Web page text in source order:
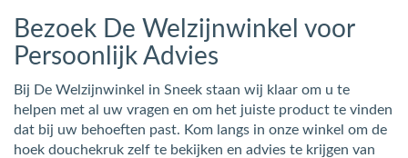
Bezoek De Welzijnwinkel voor
Persoonlijk Advies
Bij De Welzijnwinkel in Sneek staan wij klaar om u te
helpen met al uw vragen en om het juiste product te vinden
dat bij uw behoeften past. Kom langs in onze winkel om de
hoek douchekruk zelf te bekijken en advies te krijgen van